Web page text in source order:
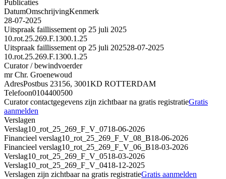
Publicaties
DatumOmschrijvingKenmerk
28-07-2025
Uitspraak faillissement op 25 juli 2025
10.rot.25.269.F.1300.1.25
Uitspraak faillissement op 25 juli 202528-07-2025
10.rot.25.269.F.1300.1.25
Curator / bewindvoerder
mr Chr. Groenewoud
AdresPostbus 23156, 3001KD ROTTERDAM
Telefoon0104400500
Curator contactgegevens zijn zichtbaar na gratis registratieGratis
aanmelden
Verslagen
Verslag10_rot_25_269_F_V_0718-06-2026
Financieel verslag10_rot_25_269_F_V_08_B18-06-2026
Financieel verslag10_rot_25_269_F_V_06_B18-03-2026
Verslag10_rot_25_269_F_V_0518-03-2026
Verslag10_rot_25_269_F_V_0418-12-2025
Verslagen zijn zichtbaar na gratis registratieGratis aanmelden